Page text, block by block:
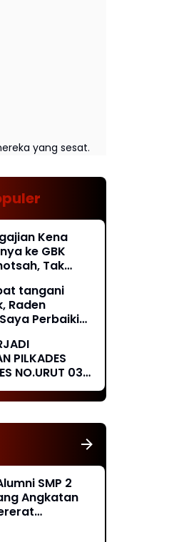
yang sesat.
Kena
ke GBK
Tak
Pintu
tangani
Raden
Perbaiki
"
PILKADES
NO.URUT 03
SMP 2
Angkatan